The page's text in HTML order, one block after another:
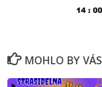
MOHLO BY